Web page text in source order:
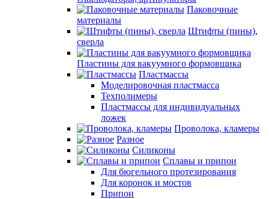
Паковочные
материалы
Штифты (пины),
сверла
Пластины для вакуумного формовщика
Пластмассы
Моделировочная пластмасса
Техполимеры
Пластмассы для индивидуальных
ложек
Проволока, кламеры
Разное
Силиконы
Сплавы и припои
Для бюгельного протезирования
Для коронок и мостов
Припои